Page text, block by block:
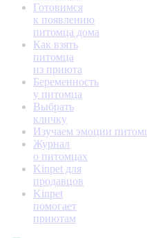
Готовимся
к появлению
питомца дома
Как взять
питомца
из приюта
Беременность
у питомца
Выбрать
кличку
Изучаем эмоции
Журнал
о питомцах
Kinpet для
продавцов
Kinpet
помогает
приютам